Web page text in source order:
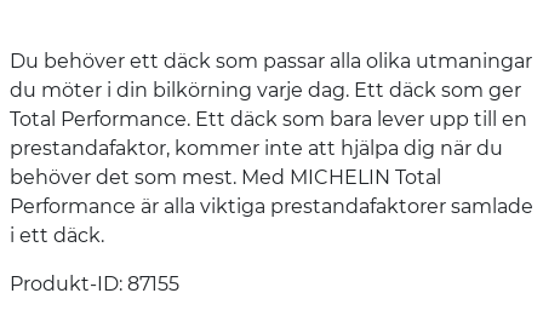
Du behöver ett däck som passar alla olika utmaningar
du möter i din bilkörning varje dag. Ett däck som ger
Total Performance. Ett däck som bara lever upp till en
prestandafaktor, kommer inte att hjälpa dig när du
behöver det som mest. Med MICHELIN Total
Performance är alla viktiga prestandafaktorer samlade
i ett däck.
Produkt-ID: 87155